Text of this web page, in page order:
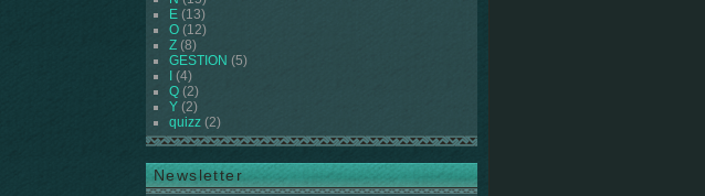
E (13)
O (12)
Z (8)
GESTION (5)
(4)
Q (2)
Y (2)
quizz (2)
Newsletter